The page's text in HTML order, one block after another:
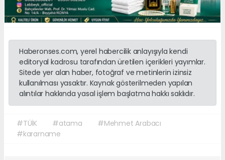
Haberonses.com, yerel habercilik anlayışıyla kendi
editoryal kadrosu tarafından üretilen içerikleri yayımlar.
Sitede yer alan haber, fotoğraf ve metinlerin izinsiz
kullanılması yasaktır. Kaynak gösterilmeden yapılan
alıntılar hakkında yasal işlem başlatma hakkı saklıdır.
#TÜİK #atama
#Mehmet Arabacı
#kararname